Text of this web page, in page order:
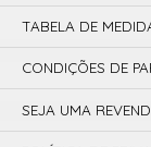
TABELA DE
CONDIÇÕES DE
SEJA UMA